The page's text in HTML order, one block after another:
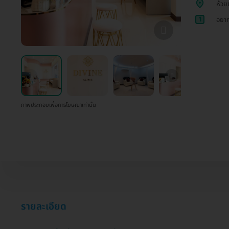
ภาพประกอบเพื่อการโฆษณาเท่านั้น
ห้วย
1
อยา
รายละเอียด